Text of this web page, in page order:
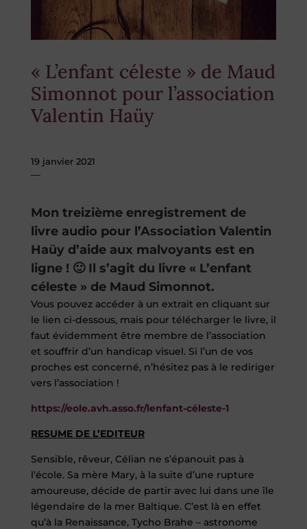
« L’enfant céleste » de Maud
Simonnot pour l’association
Valentin Haüy
19 janvier 2021
Mon treizième enregistrement de
livre audio pour l’Association Valentin
Haüy d’aide aux malvoyants est en
ligne ! 🙂 Il s’agit du livre « L’enfant
céleste » de Maud Simonnot.
Vous pouvez accéder à un extrait en cliquant sur
le lien ci-dessous, mais pour télécharger le livre, il
faut évidemment être membre de l’association
et souffrir d’un handicap visuel. Si l’un de vos
proches est concerné, n’hésitez pas à le rediriger
vers l’association !
https://eole.avh.asso.fr/lenfant-céleste-1
RESUME DE L’EDITEUR
Sensible, rêveur, Célian ne s’épanouit pas à
l’école. Sa mère Mary, à la suite d’une rupture
amoureuse, décide de partir avec lui dans une île
légendaire de la mer Baltique. C’est là en effet
qu’à la Renaissance, Tycho Brahe – astronome